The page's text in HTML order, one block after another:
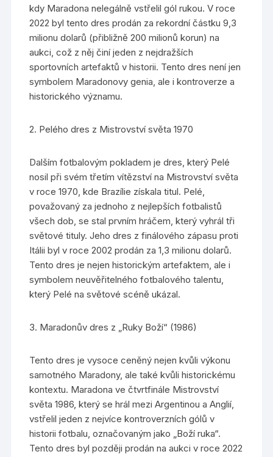
kdy Maradona nelegálně vstřelil gól rukou. V roce
2022 byl tento dres prodán za rekordní částku 9,3
milionu dolarů (přibližně 200 milionů korun) na
aukci, což z něj činí jeden z nejdražších
sportovních artefaktů v historii. Tento dres není jen
symbolem Maradonovy genia, ale i kontroverze a
historického významu.
2. Pelého dres z Mistrovství světa 1970
Dalším fotbalovým pokladem je dres, který Pelé
nosil při svém třetím vítězství na Mistrovství světa
v roce 1970, kde Brazílie získala titul. Pelé,
považovaný za jednoho z nejlepších fotbalistů
všech dob, se stal prvním hráčem, který vyhrál tři
světové tituly. Jeho dres z finálového zápasu proti
Itálii byl v roce 2002 prodán za 1,3 milionu dolarů.
Tento dres je nejen historickým artefaktem, ale i
symbolem neuvěřitelného fotbalového talentu,
který Pelé na světové scéně ukázal.
3. Maradonův dres z „Ruky Boží“ (1986)
Tento dres je vysoce ceněný nejen kvůli výkonu
samotného Maradony, ale také kvůli historickému
kontextu. Maradona ve čtvrtfinále Mistrovství
světa 1986, který se hrál mezi Argentinou a Anglií,
vstřelil jeden z nejvíce kontroverzních gólů v
historii fotbalu, označovaným jako „Boží ruka“.
Tento dres byl později prodán na aukci v roce 2022